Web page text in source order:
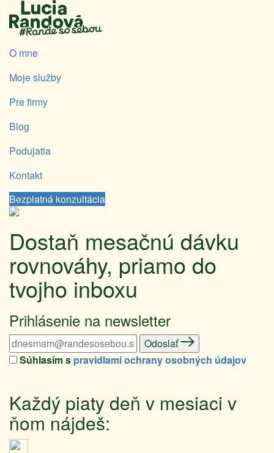
O mne
Moje služby
Pre firmy
Blog
Podujatia
Kontakt
Bezplatná konzultácia
Dostaň mesačnú dávku
rovnováhy, priamo do
tvojho inboxu
Prihlásenie na newsletter
Odoslať
Súhlasím s pravidlami ochrany osobných údajov
Každý piaty deň v mesiaci v
ňom nájdeš: